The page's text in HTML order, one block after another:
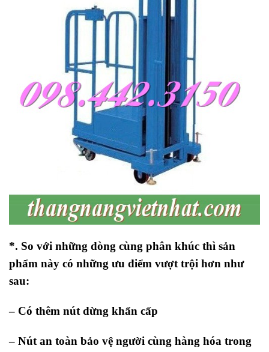
*. So với những dòng cùng phân khúc thì sản
phẩm này có những ưu điểm vượt trội hơn như
sau:
– Có thêm nút dừng khẩn cấp
– Nút an toàn bảo vệ người cùng hàng hóa trong